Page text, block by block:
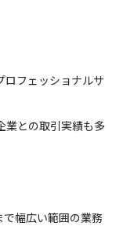
フェッショナルサ
業との取引実績も多
幅広い範囲の業務